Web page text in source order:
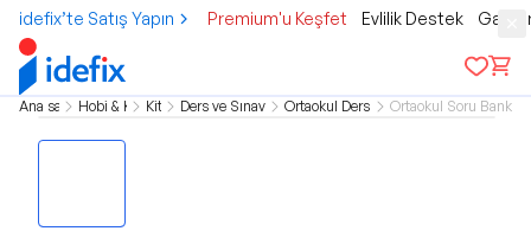
idefix’te Satış Yapın Premium'u Keşfet Evlilik Destek
Ana sayfaHobi & KültürKitap Ders ve Sınav KitaplarıOrtaokul Ders KitaplarıOrtaokul Soru